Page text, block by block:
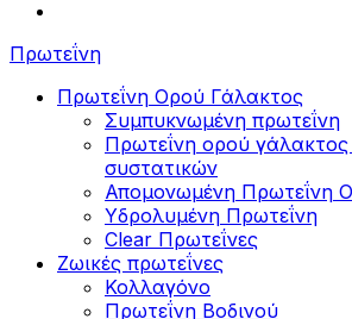
Πρωτεΐνη
Πρωτεΐνη Ορού Γάλακτος
Συμπυκνωμένη πρωτεΐνη
Πρωτεΐνη ορού
συστατικών
Απομονωμένη Πρωτεΐνη
Υδρολυμένη Πρωτεΐνη
Clear Πρωτεΐνες
Ζωικές πρωτεΐνες
Κολλαγόνο
Πρωτεΐνη Βοδινού